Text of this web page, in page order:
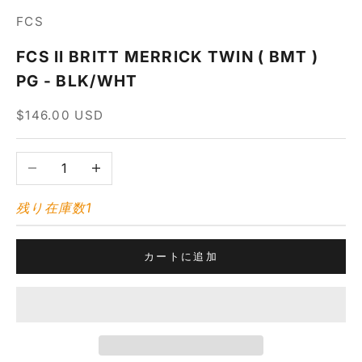
FCS
FCS II BRITT MERRICK TWIN ( BMT )
PG - BLK/WHT
セール価格
$146.00 USD
数量を減らす数量を増やす
残り在庫数1
カートに追加